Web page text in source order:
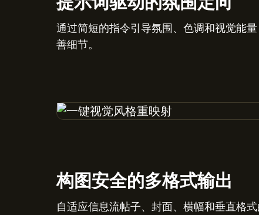
通过简短的指令引导氛围、色调和视觉能
善细节。
构图安全的多格式输出
自适应信息流帖子、封面、横幅和垂直格